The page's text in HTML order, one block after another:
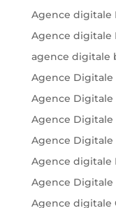
Agence digitale
Agence digitale
agence digitale
Agence Digitale
Agence
Agence Digitale
Agence
Agence digitale
Agence Digitale
Agence digitale